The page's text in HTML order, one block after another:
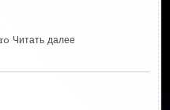
Читать далее